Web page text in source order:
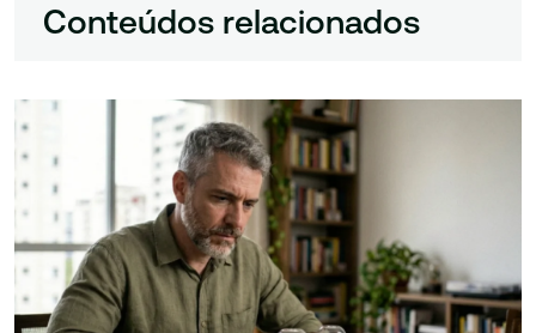
Conteúdos relacionados